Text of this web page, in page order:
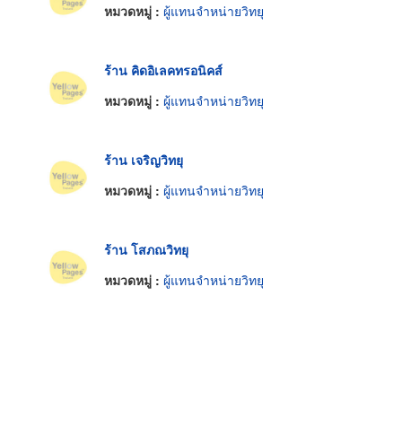
หมวดหมู่ : ผู้แทนจำหน่ายวิทยุ
ร้าน คิดอิเลคทรอนิคส์
หมวดหมู่ : ผู้แทนจำหน่ายวิทยุ
ร้าน เจริญวิทยุ
หมวดหมู่ : ผู้แทนจำหน่ายวิทยุ
ร้าน โสภณวิทยุ
หมวดหมู่ : ผู้แทนจำหน่ายวิทยุ